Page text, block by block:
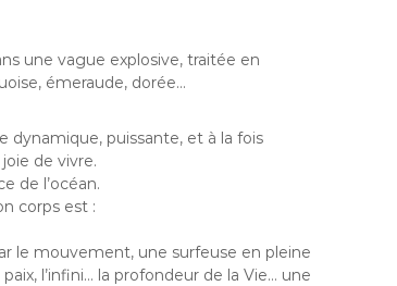
une vague explosive, traitée en
émeraude, dorée…
dynamique, puissante, et à la fois
de vivre.
de l’océan.
corps est :
le mouvement, une surfeuse en pleine
l’infini… la profondeur de la Vie… une